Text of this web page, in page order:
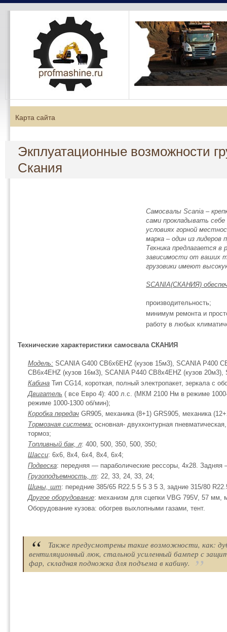
Карта сайта
Экплуатационные возможности
Скания
Самосвалы Scania –
сами прокладывать себе
условиях горной
марка – один из лидеров
Техника предлагается в
зависимости от ваших
грузовики имеют
SCANIA(СКАНИЯ)
производительность;
минимум ремонта и
работу в любых
Технические характеристики самосвала СКАНИЯ
Модель: SCANIA G400 CB6x6EHZ (кузов 15м3), SCANIA P400
CB6x4EHZ (кузов 16м3), SCANIA P440 CB8x4EHZ (кузов
Кабина Тип CG14, короткая, полный электропакет, зеркала с
Двигатель ( все Евро 4): 400 л.с. (МКМ 2100 Нм в режиме
режиме 1000-1300 об/мин);
Коробка передач GR905, механика (8+1) GRS905, механика
Тормозная система: основная- двухконтурная
тормоз;
Топливный бак, л: 400, 500, 350, 500, 350;
Шасси: 6х6, 8х4, 6х4, 8х4, 6х4;
Подвеска: передняя — параболические рессоры, 4х28.
Грузоподъемность, т: 22, 33, 24, 33, 24;
Шины, шт: передние 385/65 R22.5 5 5 3 5 3, задние 315/80
Другое оборудование: механизм для сцепки VBG 795V, 57 мм,
Оборудование кузова: обогрев выхлопными газами, тент.
Также предусмотрены такие возможности, как:
вентиляционный люк, стальной усиленный бампер с
фар, складная подножка для подъема в кабину.